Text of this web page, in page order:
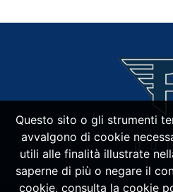
Questo sito o gli strumenti
avvalgono di cookie
utili alle finalità illustrate
saperne di più o negare il
cookie, consulta la cookie